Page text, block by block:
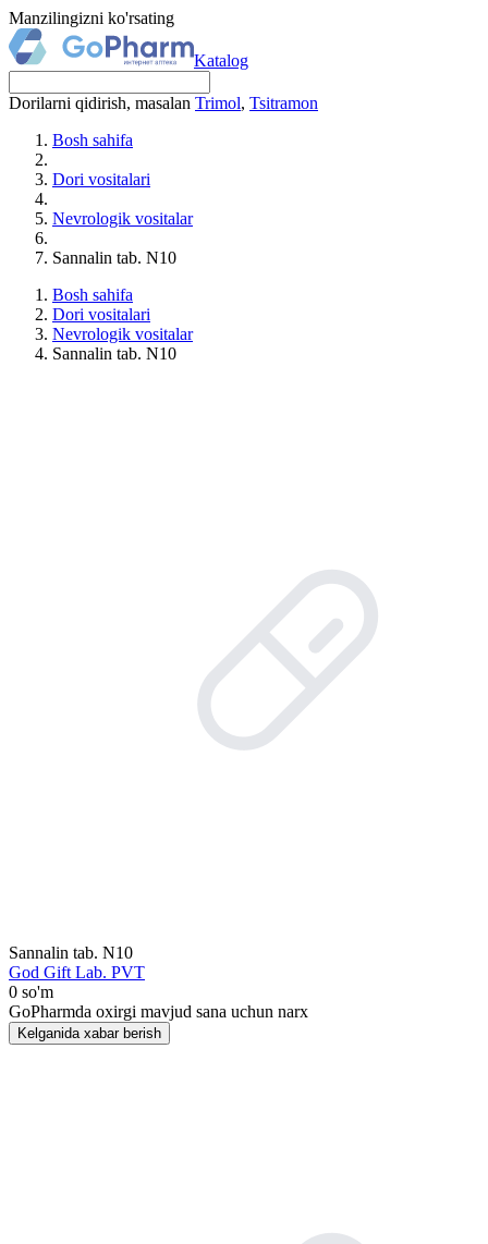
Manzilingizni ko'rsating
Katalog
Dorilarni qidirish, masalan Trimol, Tsitramon
Bosh sahifa
Dori vositalari
Nevrologik vositalar
Sannalin tab. N10
Bosh sahifa
Dori vositalari
Nevrologik vositalar
Sannalin tab. N10
Sannalin tab. N10
God Gift Lab. PVT
0 so'm
GoPharmda oxirgi mavjud sana uchun narx
Kelganida xabar berish